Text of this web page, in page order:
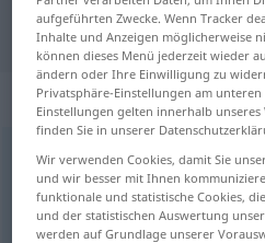
"Scheiß"
„Scheiß“:
Scheiß [ʃaɪs]m <Scheiß> SL
Übersicht aller
(Für mehr Details die Übersetzung
aufgeführten Zwecke. Wenn Tracker
Inhalte und Anzeigen möglicherweise
können dieses Menü jederzeit wieder
ändern oder Ihre Einwilligung zu
Privatsphäre-Einstellungen am
Einstellungen gelten innerhalb
finden Sie in unserer
Wir verwenden Cookies, damit Sie
und wir besser mit Ihnen
funktionale und statistische Cookies,
und der statistischen Auswertung
werden auf Grundlage unserer